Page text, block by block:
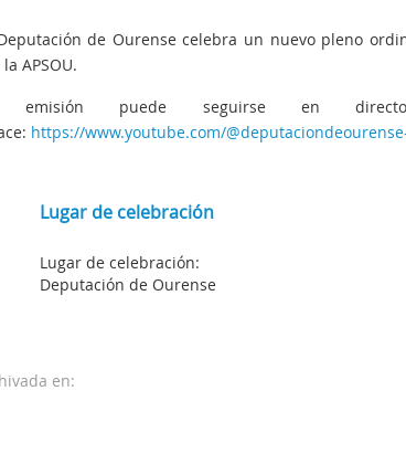
de Ourense celebra un nuevo pleno
APSOU.
emisión puede seguirse en
https://www.youtube.com/
Lugar de celebración
Lugar de celebración:
Deputación de Ourense
en: